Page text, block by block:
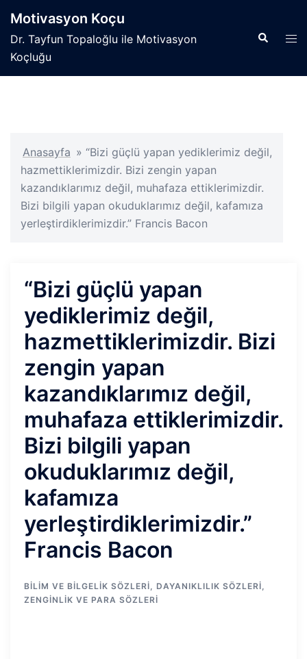
atlaMotivasyon Koçu
Dr. Tayfun Topaloğlu ile Motivasyon
Koçluğu
Search
Anasayfa » “Bizi güçlü yapan yediklerimiz değil,
hazmettiklerimizdir. Bizi zengin yapan
kazandıklarımız değil, muhafaza ettiklerimizdir.
Bizi bilgili yapan okuduklarımız değil, kafamıza
yerleştirdiklerimizdir.” Francis Bacon
“Bizi güçlü yapan
yediklerimiz değil,
hazmettiklerimizdir. Bizi
zengin yapan
kazandıklarımız değil,
muhafaza ettiklerimizdir.
Bizi bilgili yapan
okuduklarımız değil,
kafamıza
yerleştirdiklerimizdir.”
Francis Bacon
BILIM VE BILGELIK SÖZLERI, DAYANIKLILIK SÖZLERI,
ZENGINLIK VE PARA SÖZLERI